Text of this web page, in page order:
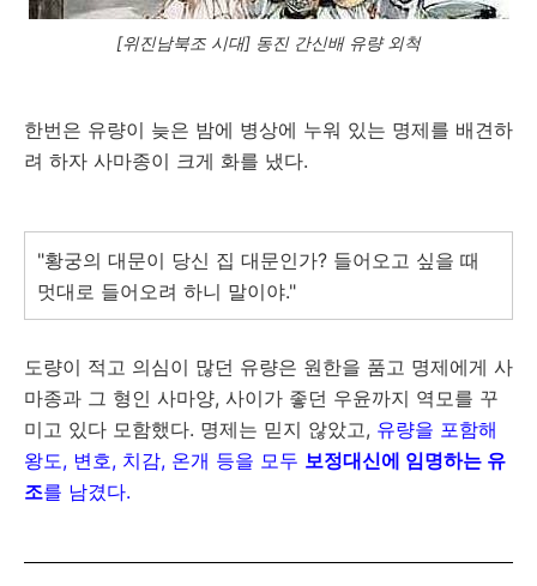
[위진남북조 시대] 동진 간신배 유량 외척
한번은 유량이 늦은 밤에 병상에 누워 있는 명제를 배견하
려 하자 사마종이 크게 화를 냈다.
"황궁의 대문이 당신 집 대문인가? 들어오고 싶을 때
멋대로 들어오려 하니 말이야."
도량이 적고 의심이 많던 유량은 원한을 품고 명제에게 사
마종과 그 형인 사마양, 사이가 좋던 우윤까지 역모를 꾸
미고 있다 모함했다. 명제는 믿지 않았고, 유량을 포함해
왕도, 변호, 치감, 온개 등을 모두 보정대신에 임명하는 유
조를 남겼다.